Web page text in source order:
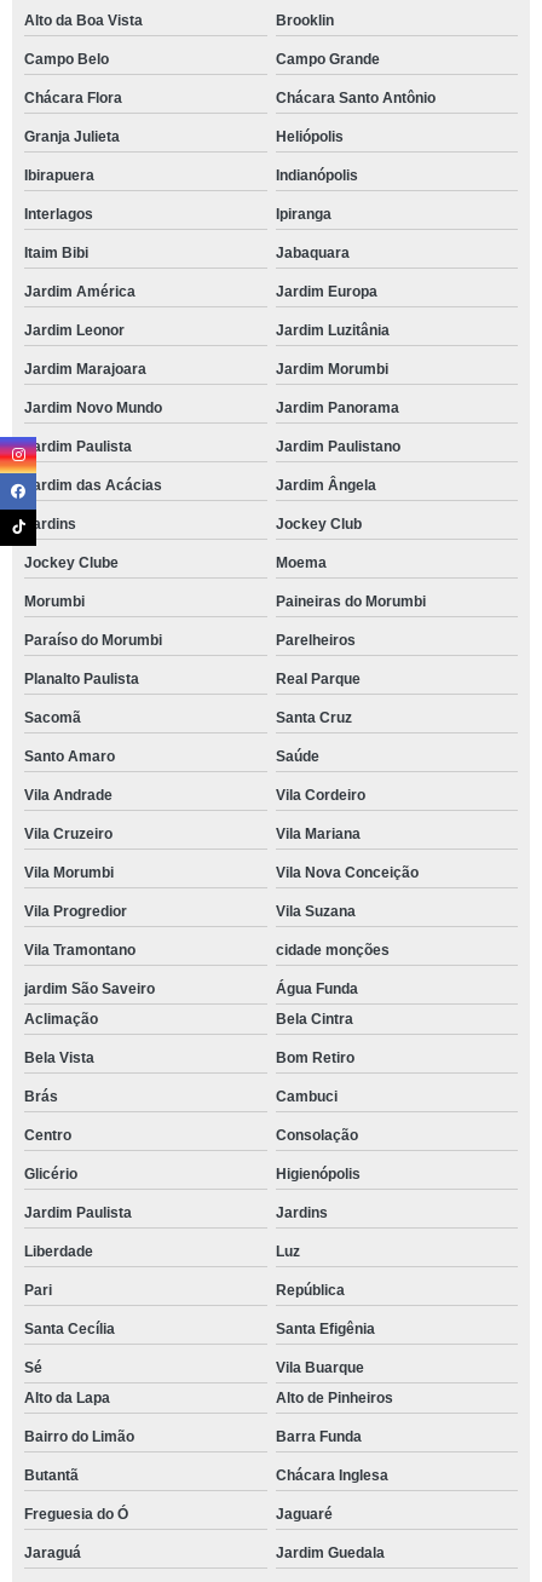
Alto da Boa Vista Brooklin
Campo Belo Campo Grande
Chácara Flora Chácara Santo Antônio
Granja Julieta Heliópolis
Ibirapuera Indianópolis
Interlagos Ipiranga
Itaim Bibi Jabaquara
Jardim América Jardim Europa
Jardim Leonor Jardim Luzitânia
Jardim Marajoara Jardim Morumbi
Jardim Novo Mundo Jardim Panorama
Jardim Paulista Jardim Paulistano
Jardim das Acácias Jardim Ângela
Jardins Jockey Club
Jockey Clube Moema
Morumbi Paineiras do Morumbi
Paraíso do Morumbi Parelheiros
Planalto Paulista Real Parque
Sacomã Santa Cruz
Santo Amaro Saúde
Vila Andrade Vila Cordeiro
Vila Cruzeiro Vila Mariana
Vila Morumbi Vila Nova Conceição
Vila Progredior Vila Suzana
Vila Tramontano cidade monções
jardim São Saveiro
Água Funda
Aclimação
Bela Cintra
Bela Vista Bom Retiro
Brás Cambuci
Centro Consolação
Glicério Higienópolis
Jardim Paulista Jardins
Liberdade Luz
Pari República
Santa Cecília Santa Efigênia
Sé
Vila Buarque
Alto da Lapa
Alto de Pinheiros
Bairro do Limão Barra Funda
Butantã Chácara Inglesa
Freguesia do Ó Jaguaré
Jaraguá Jardim Guedala